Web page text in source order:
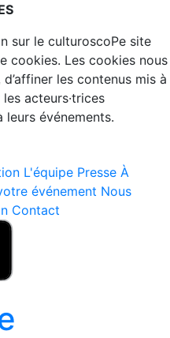
sur le culturoscoPe site
cookies. Les cookies nous
les contenus mis à
acteurs·trices
leurs événements.
L'équipe Presse À
événement Nous
Contact